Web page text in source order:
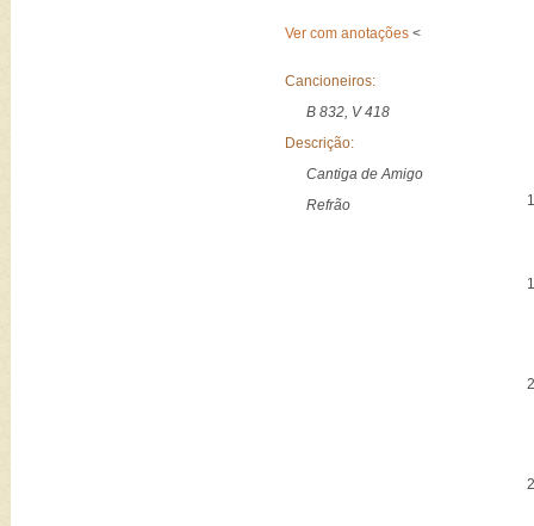
Ver com anotações <
Cancioneiros:
B 832, V 418
Descrição:
Cantiga de Amigo
Refrão